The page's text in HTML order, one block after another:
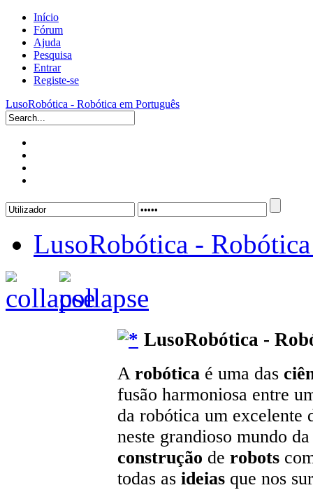
Início
Fórum
Ajuda
Pesquisa
Entrar
Registe-se
LusoRobótica - Robótica em Português
LusoRobótica -
LusoRobótica -
A robótica é uma das
fusão harmoniosa entre
da robótica um excelente
neste grandioso mundo
construção de robots
todas as ideias que nos